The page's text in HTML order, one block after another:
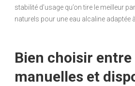
stabilité d’usage qu’on tire le meilleur
naturels pour une eau alcaline adaptée
Bien choisir
manuelles et